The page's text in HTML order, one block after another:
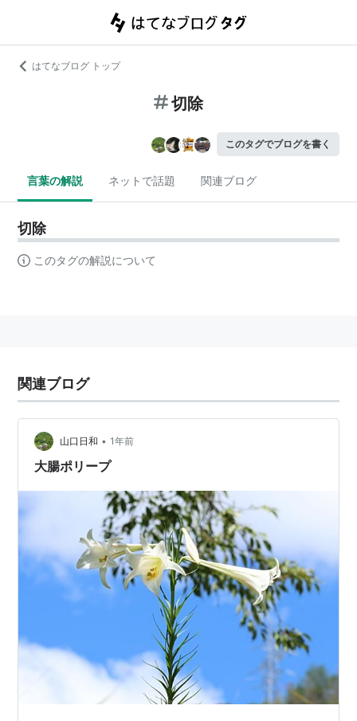
はてなブログ トップ
切除
このタグでブログを書く
言葉の解説 ネットで話題 関連ブログ
切除
このタグの解説について
関連ブログ
山口日和 • 1年前
大腸ポリープ